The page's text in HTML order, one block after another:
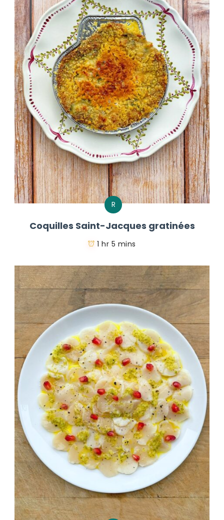
R
Coquilles Saint-Jacques gratinées
1 hr 5 mins